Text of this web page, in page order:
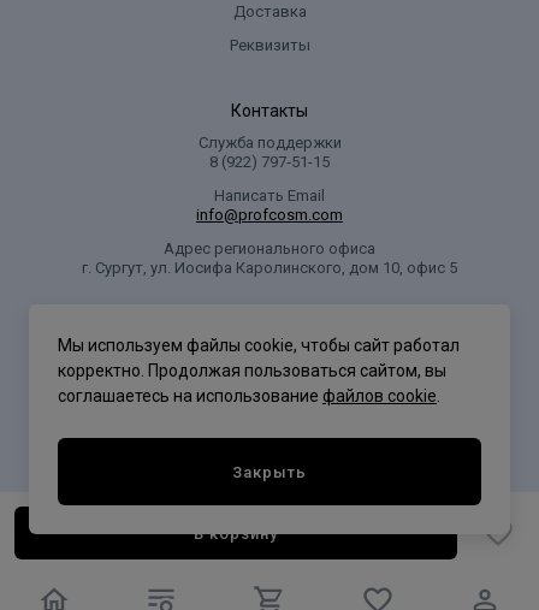
В корзину
Доставка
Реквизиты
Контакты
Служба поддержки
8 (922) 797‑51-15
Написать Email
info@profcosm.com
Адрес регионального офиса
г. Сургут, ул. Иосифа Каролинского, дом 10, офис 5
Мы используем файлы cookie, чтобы сайт работал
корректно. Продолжая пользоваться сайтом, вы
соглашаетесь на использование файлов cookie
Закрыть